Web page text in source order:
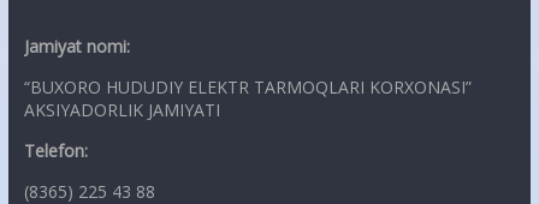
Jamiyat nomi:
“BUXORO HUDUDIY ELEKTR TARMOQLARI KORXONASI”
AKSIYADORLIK JAMIYATI
Telefon:
(8365) 225 43 88